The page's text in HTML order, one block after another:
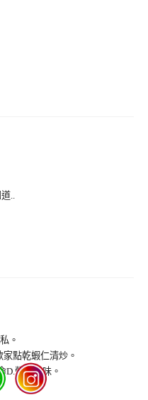
..
。
點乾蝦仁清炒。
D.營養美味。